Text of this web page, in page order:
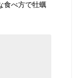
食べ方で牡蠣